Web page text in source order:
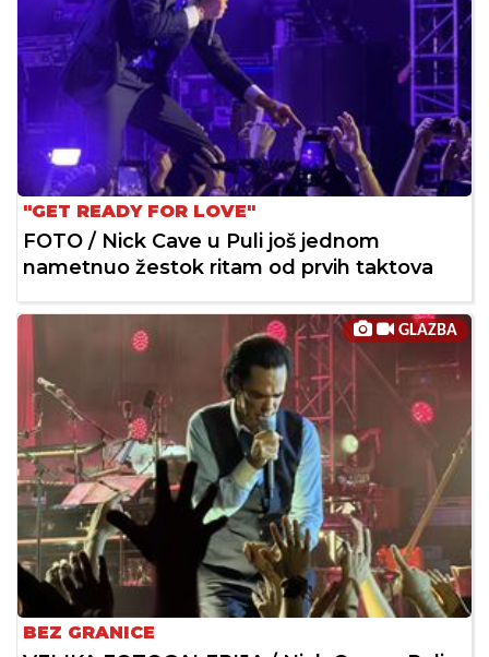
"GET READY FOR LOVE"
FOTO / Nick Cave u Puli još jednom
nametnuo žestok ritam od prvih taktova
GLAZBA
BEZ GRANICE